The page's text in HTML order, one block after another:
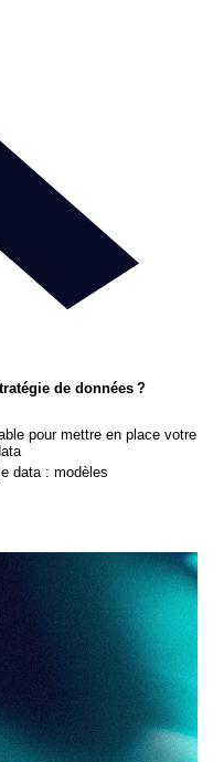
de données ?
pour mettre en place votre
data : modèles